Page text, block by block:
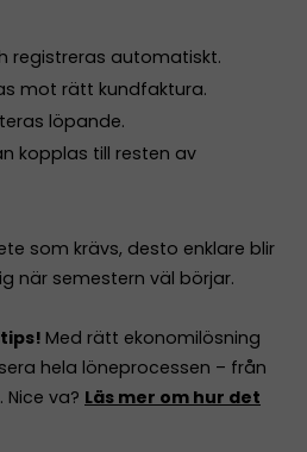
registreras automatiskt.
mot rätt kundfaktura.
löpande.
kopplas till resten av
som krävs, desto enklare blir
när semestern väl börjar.
Med rätt ekonomilösning
hela löneprocessen – från
va? Läs mer om hur det